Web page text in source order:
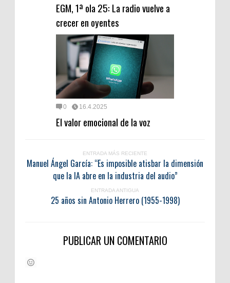
EGM, 1ª ola 25: La radio vuelve a
crecer en oyentes
0 16.4.2025
El valor emocional de la voz
ENTRADA MÁS RECIENTE
Manuel Ángel García: “Es imposible atisbar la dimensión
que la IA abre en la industria del audio”
ENTRADA ANTIGUA
25 años sin Antonio Herrero (1955-1998)
PUBLICAR UN COMENTARIO